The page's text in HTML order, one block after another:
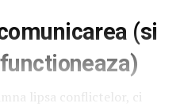
(si
lipsa conflictelor, ci